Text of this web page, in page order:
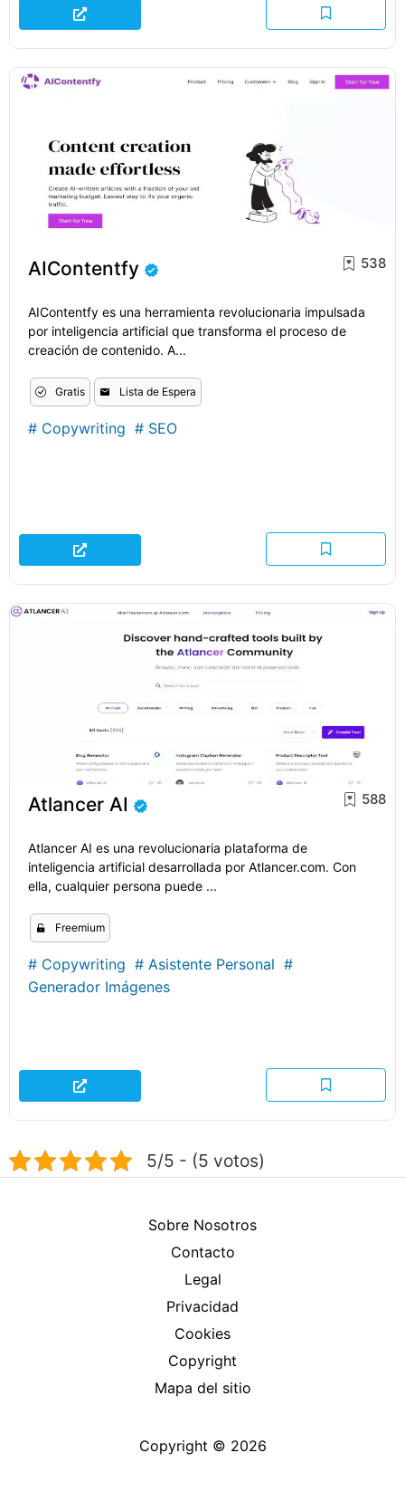
AIContentfy 538
AIContentfy es una herramienta revolucionaria impulsada
por inteligencia artificial que transforma el proceso de
creación de contenido. A...
Gratis Lista de Espera
# Copywriting # SEO
Atlancer AI 588
Atlancer AI es una revolucionaria plataforma de
inteligencia artificial desarrollada por Atlancer.com. Con
ella, cualquier persona puede ...
Freemium
# Copywriting # Asistente Personal #
Generador Imágenes
5/5 - (5 votos)
Sobre Nosotros
Contacto
Legal
Privacidad
Cookies
Copyright
Mapa del sitio
Copyright © 2026